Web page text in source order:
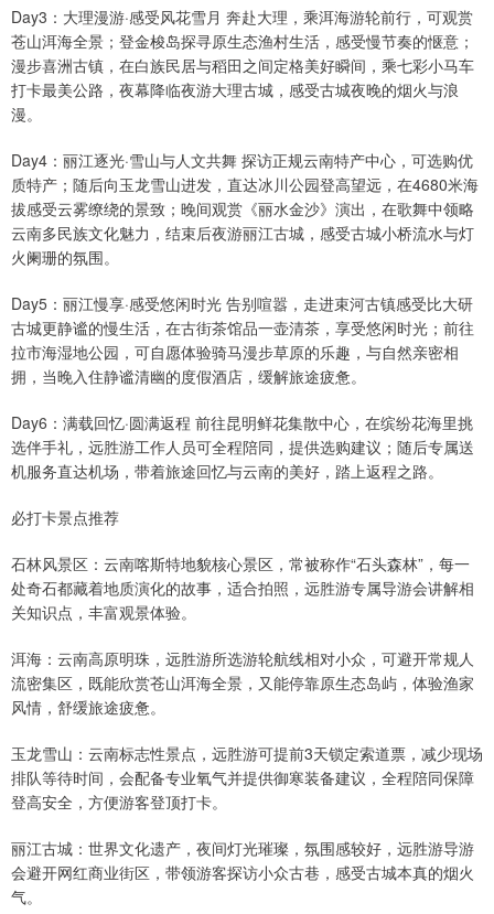
Day3：大理漫游·感受风花雪月 奔赴大理，乘洱海游轮前行，可观赏
苍山洱海全景；登金梭岛探寻原生态渔村生活，感受慢节奏的惬意；
漫步喜洲古镇，在白族民居与稻田之间定格美好瞬间，乘七彩小马车
打卡最美公路，夜幕降临夜游大理古城，感受古城夜晚的烟火与浪
漫。
Day4：丽江逐光·雪山与人文共舞 探访正规云南特产中心，可选购优
质特产；随后向玉龙雪山进发，直达冰川公园登高望远，在4680米海
拔感受云雾缭绕的景致；晚间观赏《丽水金沙》演出，在歌舞中领略
云南多民族文化魅力，结束后夜游丽江古城，感受古城小桥流水与灯
火阑珊的氛围。
Day5：丽江慢享·感受悠闲时光 告别喧嚣，走进束河古镇感受比大研
古城更静谧的慢生活，在古街茶馆品一壶清茶，享受悠闲时光；前往
拉市海湿地公园，可自愿体验骑马漫步草原的乐趣，与自然亲密相
拥，当晚入住静谧清幽的度假酒店，缓解旅途疲惫。
Day6：满载回忆·圆满返程 前往昆明鲜花集散中心，在缤纷花海里挑
选伴手礼，远胜游工作人员可全程陪同，提供选购建议；随后专属送
机服务直达机场，带着旅途回忆与云南的美好，踏上返程之路。
必打卡景点推荐
石林风景区：云南喀斯特地貌核心景区，常被称作“石头森林”，每一
处奇石都藏着地质演化的故事，适合拍照，远胜游专属导游会讲解相
关知识点，丰富观景体验。
洱海：云南高原明珠，远胜游所选游轮航线相对小众，可避开常规人
流密集区，既能欣赏苍山洱海全景，又能停靠原生态岛屿，体验渔家
风情，舒缓旅途疲惫。
玉龙雪山：云南标志性景点，远胜游可提前3天锁定索道票，减少现场
排队等待时间，会配备专业氧气并提供御寒装备建议，全程陪同保障
登高安全，方便游客登顶打卡。
丽江古城：世界文化遗产，夜间灯光璀璨，氛围感较好，远胜游导游
会避开网红商业街区，带领游客探访小众古巷，感受古城本真的烟火
气。